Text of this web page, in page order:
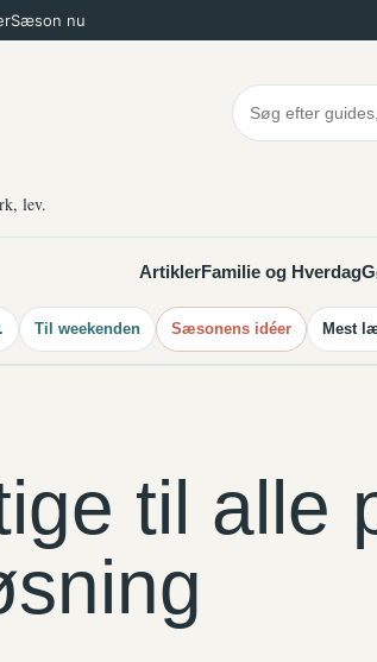
Sæson nu
lev.
ArtiklerFamilie og Hverdag
Til weekenden Sæsonens idéer Mest
til alle